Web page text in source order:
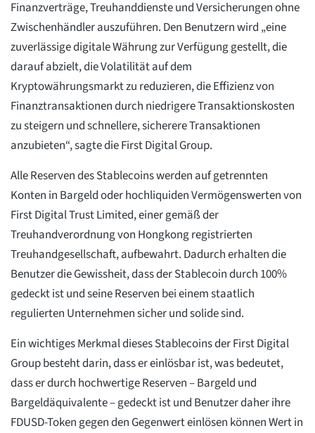
Finanzverträge, Treuhanddienste und Versicherungen ohne
Zwischenhändler auszuführen. Den Benutzern wird „eine
zuverlässige digitale Währung zur Verfügung gestellt, die
darauf abzielt, die Volatilität auf dem
Kryptowährungsmarkt zu reduzieren, die Effizienz von
Finanztransaktionen durch niedrigere Transaktionskosten
zu steigern und schnellere, sicherere Transaktionen
anzubieten“, sagte die First Digital Group.
Alle Reserven des Stablecoins werden auf getrennten
Konten in Bargeld oder hochliquiden Vermögenswerten von
First Digital Trust Limited, einer gemäß der
Treuhandverordnung von Hongkong registrierten
Treuhandgesellschaft, aufbewahrt. Dadurch erhalten die
Benutzer die Gewissheit, dass der Stablecoin durch 100%
gedeckt ist und seine Reserven bei einem staatlich
regulierten Unternehmen sicher und solide sind.
Ein wichtiges Merkmal dieses Stablecoins der First Digital
Group besteht darin, dass er einlösbar ist, was bedeutet,
dass er durch hochwertige Reserven – Bargeld und
Bargeldäquivalente – gedeckt ist und Benutzer daher ihre
FDUSD-Token gegen den Gegenwert einlösen können Wert in